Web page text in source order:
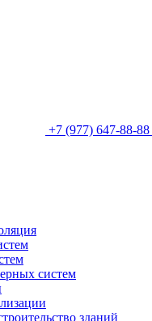
+7 (977) 647-88-88
систем
зданий